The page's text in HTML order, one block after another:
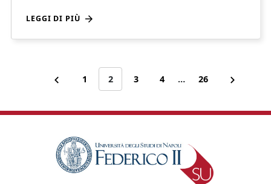
LEGGI DI PIÙ
1 2 3 4 … 26